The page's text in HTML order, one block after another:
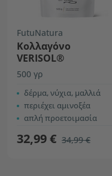
FutuNatura
Κολλαγόνο
VERISOL®
500 γρ
δέρμα, νύχια, μαλλιά
περιέχει αμινοξέα
απλή προετοιμασία
32,99 € 34,99 €